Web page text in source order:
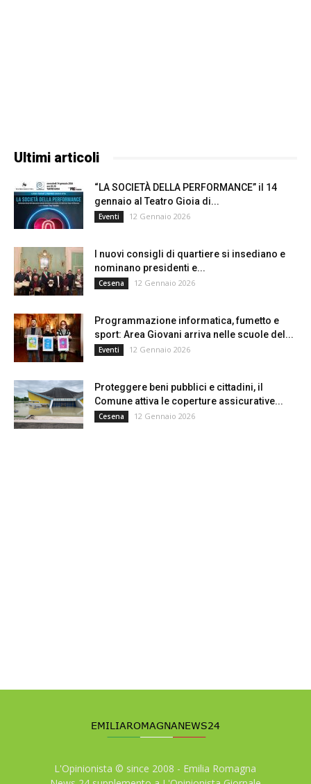
Ultimi articoli
“LA SOCIETÀ DELLA PERFORMANCE” il 14
gennaio al Teatro Gioia di...
Eventi 12 Gennaio 2026
I nuovi consigli di quartiere si insediano e
nominano presidenti e...
Cesena 12 Gennaio 2026
Programmazione informatica, fumetto e
sport: Area Giovani arriva nelle scuole del...
Eventi 12 Gennaio 2026
Proteggere beni pubblici e cittadini, il
Comune attiva le coperture assicurative...
Cesena 12 Gennaio 2026
L'Opinionista © since 2008 - Emilia Romagna